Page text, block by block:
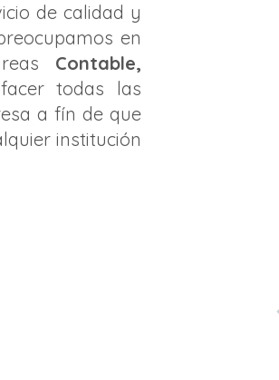
de calidad y
en
Contable,
todas las
a fín de que
institución